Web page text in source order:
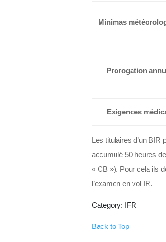
Minimas
Prorogation
Exigences
Les titulaires d’un BIR
accumulé 50 heures
« CB »). Pour cela ils
l’examen en vol IR.
Category: IFR
Back to Top